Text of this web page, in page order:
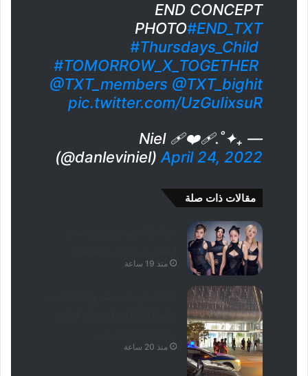
END CONCEPT
PHOTO#END_TXT
#Thursdays_Child
#TOMORROW_X_TOGETHER
@TXT_members @TXT_bighit
pic.twitter.com/UzGuIixsuR
— ₊✦˚.Niel 🩹❤️‍🩹
(@danleviniel) April 24, 2022
مقالات ذات صلة
منذ 19 ساعة
منذ 20 ساعة